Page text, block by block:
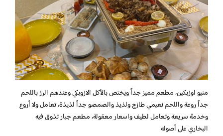
منيو اوزبكين، مطعم مميز جداً ويختص بالأكل الازوبكي وعندهم الرز باللحم
جداً روعة واللحم نعيمي طازج ولذيذ والصمصو جداً لذيذة، تعامل ولا أروع
وخدمة سريعة وتعامل لطيف واسعار معقولة، مطعم جبار تذوق فيه
البخاري على أصوله